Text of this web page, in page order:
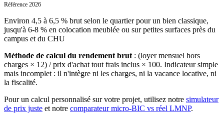
Référence 2026
Environ 4,5 à 6,5 % brut selon le quartier pour un bien classique,
jusqu'à 6-8 % en colocation meublée ou sur petites surfaces près du
campus et du CHU
Méthode de calcul du rendement brut : (loyer mensuel hors
charges × 12) / prix d'achat tout frais inclus × 100. Indicateur simple
mais incomplet : il n'intègre ni les charges, ni la vacance locative, ni
la fiscalité.
Pour un calcul personnalisé sur votre projet, utilisez notre simulateur
de prix juste et notre comparateur micro-BIC vs réel LMNP.